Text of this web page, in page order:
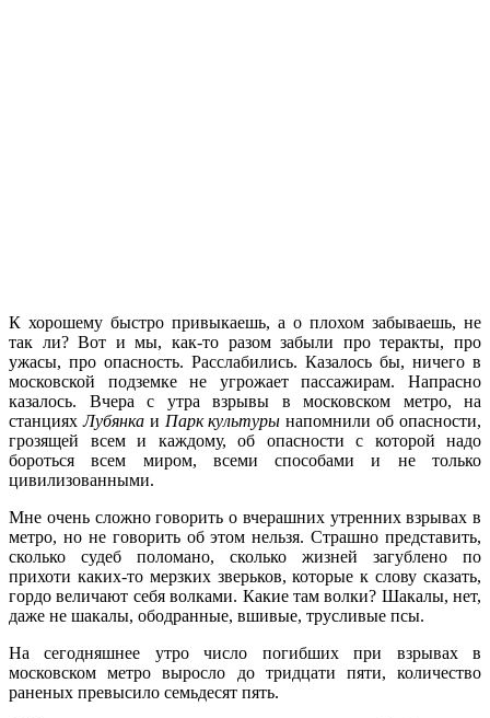
К хорошему быстро привыкаешь, а о плохом забываешь, не
так ли? Вот и мы, как-то разом забыли про теракты, про
ужасы, про опасность. Расслабились. Казалось бы, ничего в
московской подземке не угрожает пассажирам. Напрасно
казалось. Вчера с утра взрывы в московском метро, на
станцияхЛубянкаи Парк культуры напомнили об опасности,
грозящей всем и каждому, об опасности с которой надо
бороться всем миром, всеми способами и не только
цивилизованными.
Мне очень сложно говорить о вчерашних утренних взрывах в
метро, но не говорить об этом нельзя. Страшно представить,
сколько судеб поломано, сколько жизней загублено по
прихоти каких-то мерзких зверьков, которые к слову сказать,
гордо величают себя волками. Какие там волки? Шакалы, нет,
даже не шакалы, ободранные, вшивые, трусливые псы.
На сегодняшнее утро число погибших при взрывах в
московском метро выросло до тридцати пяти, количество
раненых превысило семьдесят пять.